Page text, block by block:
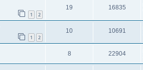
1 2
19 16835
1 2
10 10691
8 22904